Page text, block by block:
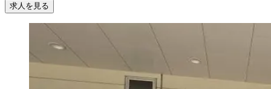
求人を見る